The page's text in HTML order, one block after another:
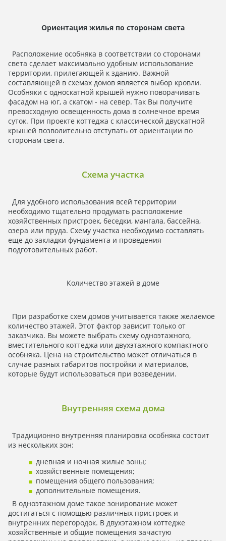
Ориентация жилья по сторонам света
Расположение особняка в соответствии со сторонами
света сделает максимально удобным использование
территории, прилегающей к зданию. Важной
составляющей в схемах домов является выбор кровли.
Особняки с односкатной крышей нужно поворачивать
фасадом на юг, а скатом - на север. Так Вы получите
превосходную освещенность дома в солнечное время
суток. При проекте коттеджа с классической двускатной
крышей позволительно отступать от ориентации по
сторонам света.
Схема участка
Для удобного использования всей территории
необходимо тщательно продумать расположение
хозяйственных пристроек, беседки, мангала, бассейна,
озера или пруда. Схему участка необходимо составлять
еще до закладки фундамента и проведения
подготовительных работ.
Количество этажей в доме
При разработке схем домов учитывается также желаемое
количество этажей. Этот фактор зависит только от
заказчика. Вы можете выбрать схему одноэтажного,
вместительного коттеджа или двухэтажного компактного
особняка. Цена на строительство может отличаться в
случае разных габаритов постройки и материалов,
которые будут использоваться при возведении.
Внутренняя схема дома
Традиционно внутренняя планировка особняка состоит
из нескольких зон:
дневная и ночная жилые зоны;
хозяйственные помещения;
помещения общего пользования;
дополнительные помещения.
В одноэтажном доме такое зонирование может
достигаться с помощью различных пристроек и
внутренних перегородок. В двухэтажном коттедже
хозяйственные и общие помещения зачастую